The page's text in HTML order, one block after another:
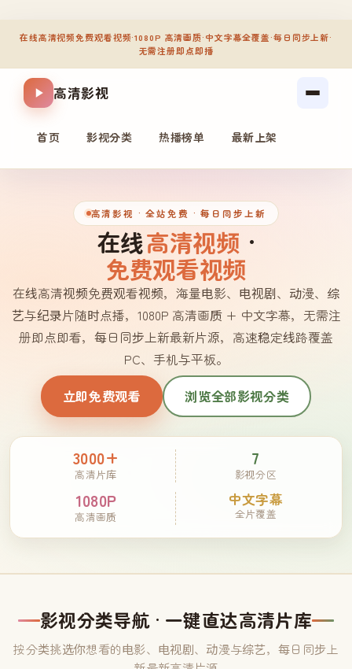
在线高清视频免费观看视频·1080P 高清画质·中文字幕全覆盖·每日同步上新·
无需注册即点即播
高清影视
首页 影视分类 热播榜单 最新上架
高清影视 · 全站免费 · 每日同步上新
在线高清视频 ·
免费观看视频
在线高清视频免费观看视频，海量电影、电视剧、动漫、综
艺与纪录片随时点播，1080P 高清画质 + 中文字幕，无需注
册即点即看，每日同步上新最新片源，高速稳定线路覆盖
PC、手机与平板。
立即免费观看 浏览全部影视分类
3000+
高清片库
7
影视分区
1080P
高清画质
中文字幕
全片覆盖
影视分类导航 · 一键直达高清片库
按分类挑选你想看的电影、电视剧、动漫与综艺，每日同步上